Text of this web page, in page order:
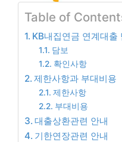
Table of
KB내집연금 연계대출
담보
확인사항
제한사항과 부대비용
제한사항
부대비용
대출상환관련 안내
기한연장관련 안내